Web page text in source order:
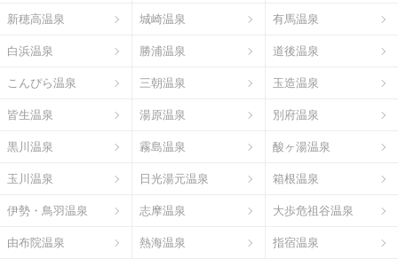
新穂高温泉 城崎温泉 有馬温泉
白浜温泉 勝浦温泉 道後温泉
こんぴら温泉 三朝温泉 玉造温泉
皆生温泉 湯原温泉 別府温泉
黒川温泉 霧島温泉 酸ヶ湯温泉
玉川温泉 日光湯元温泉 箱根温泉
伊勢・鳥羽温泉 志摩温泉 大歩危祖谷温泉
由布院温泉 熱海温泉 指宿温泉